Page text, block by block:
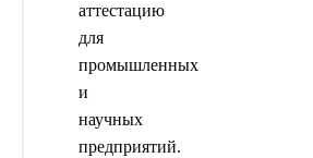
аттестацию
для
промышленных
и
научных
предприятий.